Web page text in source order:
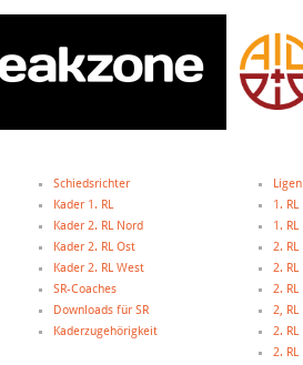
Schiedsrichter
Kader 1. RL
Kader 2. RL Nord
Kader 2. RL Ost
Kader 2. RL West
SR-Coaches
Downloads für SR
Kaderzugehörigkeit
Ligen
1.
1.
2.
2.
2.
2,
2.
2.